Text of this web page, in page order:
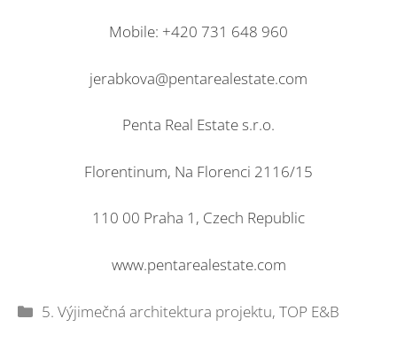
Mobile: +420 731 648 960
jerabkova@pentarealestate.com
Penta Real Estate s.r.o.
Florentinum, Na Florenci 2116/15
110 00 Praha 1, Czech Republic
www.pentarealestate.com
Rubriky
5. Výjimečná architektura projektu,TOP E&B